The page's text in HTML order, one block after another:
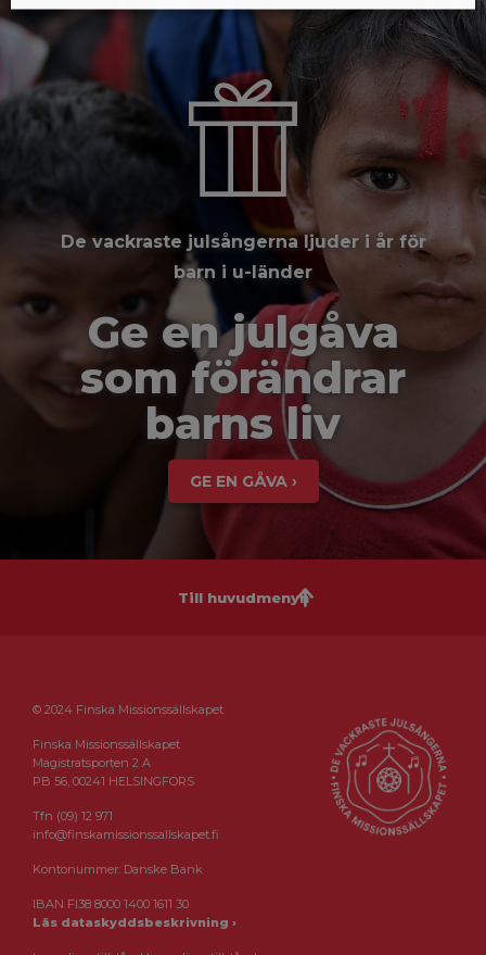
De vackraste julsångerna ljuder i år för
barn i u-länder
Ge en julgåva
som förändrar
barns liv
GE EN GÅVA ›
Till huvudmenyn
© 2024 Finska Missionssällskapet
Finska Missionssällskapet
Magistratsporten 2 A
PB 56, 00241 HELSINGFORS
Tfn (09) 12 971
info@finskamissionssallskapet.fi
Kontonummer: Danske Bank
IBAN FI38 8000 1400 1611 30
Läs dataskyddsbeskrivning ›